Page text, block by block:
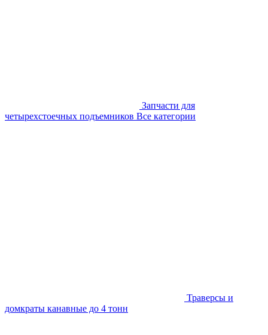
Запчасти для
четырехстоечных подъемников Все категории
Траверсы и
домкраты канавные до 4 тонн